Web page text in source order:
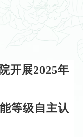
开展2025年
等级自主认